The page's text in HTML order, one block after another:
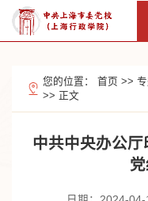
您的位置： 首页 >>
>> 正文
中共中央办公